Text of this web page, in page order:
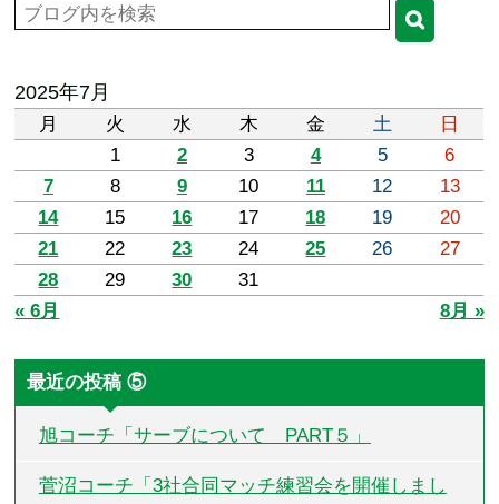
2025年7月
月 火 水 木 金 土
日
1
2 3 4 5
6
7
8 9 10 11 12
13
14
15 16 17 18 19
20
21
22 23 24 25 26
27
28
29 30
31
« 6月
8月 »
最近の投稿 ⑤
旭コーチ「サーブについて PART５」
菅沼コーチ「3社合同マッチ練習会を開催しまし